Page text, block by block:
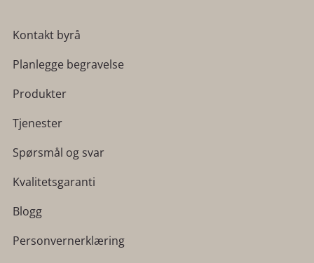
Kontakt byrå
Planlegge begravelse
Produkter
Tjenester
Spørsmål og svar
Kvalitetsgaranti
Blogg
Personvernerklæring